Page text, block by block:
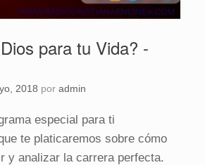
para tu Vida? -
2018 por admin
especial para ti
te platicaremos sobre cómo
y analizar la carrera perfecta.